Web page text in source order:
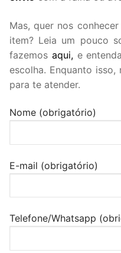
Mas, quer nos
item? Leia um pouco
fazemos aqui,e
escolha. Enquanto
para te atender.
Nome (obrigatório)
E-mail (obrigatório)
Telefone/Whatsapp